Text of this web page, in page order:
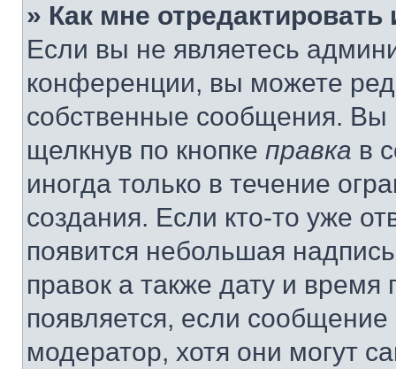
» Как мне
Если вы не являетесь
конференции, вы можете
собственные сообщения. Вы
щелкнув по кнопке правка в
иногда только в течение
создания. Если кто-то уже
появится небольшая
правок а также дату и
появляется, если
модератор, хотя они могут